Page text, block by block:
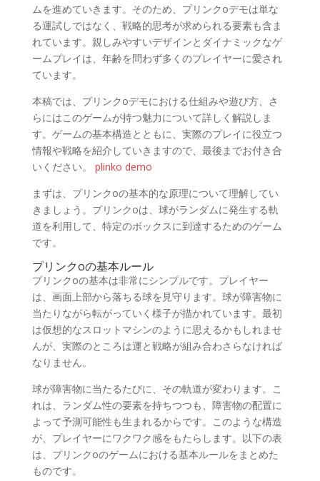
ムを進めていきます。そのため、プリンクoデモは単な
る運試しではなく、戦略的思考が求められる要素も含ま
れています。親しみやすいデザインとダイナミックなゲ
ームプレイは、年齢を問わず多くのプレイヤーに愛され
ています。
本稿では、プリンクoデモにおける仕組みや遊び方、さ
らにはこのゲームが持つ魅力について詳しく解説しま
す。ゲームの基本構造とともに、実際のプレイに役立つ
情報や戦略を紹介していきますので、最後までお付き合
いください。 plinko demo
まずは、プリンクoの基本的な原理について理解してい
きましょう。プリンクoは、球がランダムに発生する軌
道を利用して、特定のボックスに到達するためのゲーム
です。
プリンクoの基本ルール
プリンクoの基本は非常にシンプルです。プレイヤー
は、画面上部から落ちる球を見守ります。球が障害物に
当たりながら転がっていく様子が描かれています。最初
は仮想的なスロットマシンのように思えるかもしれませ
んが、実際のところは運と戦略が組み合わさらなければ
なりません。
球が障害物に当たるたびに、その軌道が変わります。こ
れは、ランダム性の要素を持ちつつも、障害物の配置に
よって予測可能性も生まれるからです。このような構造
が、プレイヤーにワクワク感をもたらします。以下の表
は、プリンクoのゲームにおける基本ルールをまとめた
ものです。